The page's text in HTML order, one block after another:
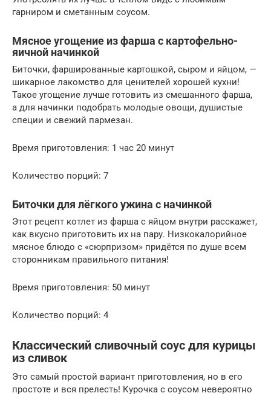
гарниром и сметанным соусом.
Мясное угощение из фарша с картофельно-
яичной начинкой
Биточки, фаршированные картошкой, сыром и яйцом, —
шикарное лакомство для ценителей хорошей кухни!
Такое угощение лучше готовить из смешанного фарша,
а для начинки подобрать молодые овощи, душистые
специи и свежий пармезан.
Время приготовления: 1 час 20 минут
Количество порций: 7
Биточки для лёгкого ужина с начинкой
Этот рецепт котлет из фарша с яйцом внутри расскажет,
как вкусно приготовить их на пару. Низкокалорийное
мясное блюдо с «сюрпризом» придётся по душе всем
сторонникам правильного питания!
Время приготовления: 50 минут
Количество порций: 4
Классический сливочный соус для курицы
из сливок
Это самый простой вариант приготовления, но в его
простоте и вся прелесть! Курочка с соусом невероятно